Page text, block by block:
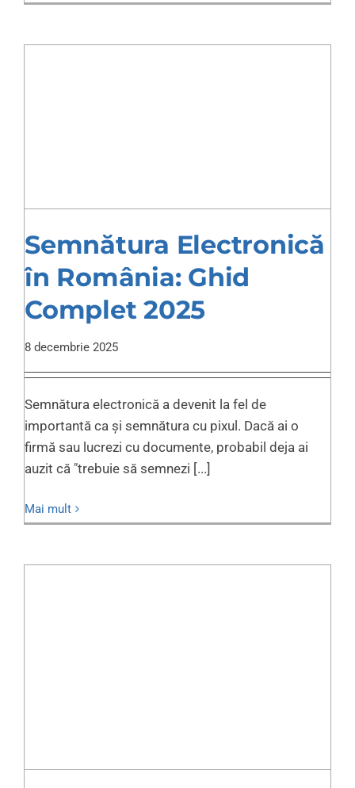
Semnătura Electronică
în România: Ghid
Complet 2025
8 decembrie 2025
Semnătura electronică a devenit la fel de
importantă ca și semnătura cu pixul. Dacă ai o
firmă sau lucrezi cu documente, probabil deja ai
auzit că "trebuie să semnezi [...]
Mai mult